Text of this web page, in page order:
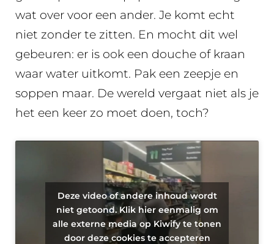
wat over voor een ander. Je komt echt
niet zonder te zitten. En mocht dit wel
gebeuren: er is ook een douche of kraan
waar water uitkomt. Pak een zeepje en
soppen maar. De wereld vergaat niet als je
het een keer zo moet doen, toch?
Deze video of andere inhoud wordt
niet getoond. Klik hier eenmalig om
alle externe media op Kiwify te tonen
door deze cookies te accepteren